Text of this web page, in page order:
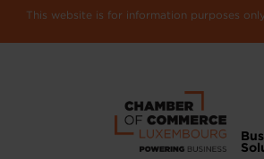
This website is for information purposes